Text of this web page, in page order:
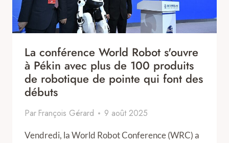
La conférence World Robot s'ouvre
à Pékin avec plus de 100 produits
de robotique de pointe qui font des
débuts
Par François Gérard 9 août 2025
Vendredi, la World Robot Conference (WRC) a